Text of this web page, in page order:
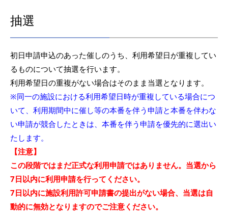
抽選
初日申請申込のあった催しのうち、利用希望日が重複してい
るものについて抽選を行います。
利用希望日の重複がない場合はそのまま当選となります。
※同一の施設における利用希望日時が重複している場合につ
いて、利用期間中に催し等の本番を伴う申請と本番を伴わな
い申請が競合したときは、本番を伴う申請を優先的に選出い
たします。
【注意】
この段階ではまだ正式な利用申請ではありません。当選から
7日以内に利用申請を行ってください。
7日以内に施設利用許可申請書の提出がない場合、当選は自
動的に無効となりますのでご注意ください。